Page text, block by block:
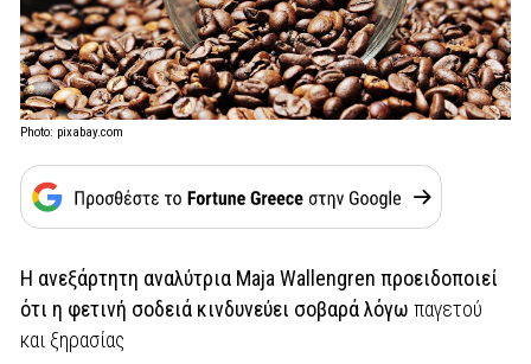
Photo: pixabay.com
Η ανεξάρτητη αναλύτρια Maja Wallengren προειδοποιεί
ότι η φετινή σοδειά κινδυνεύει σοβαρά λόγω παγετού
και ξηρασίας